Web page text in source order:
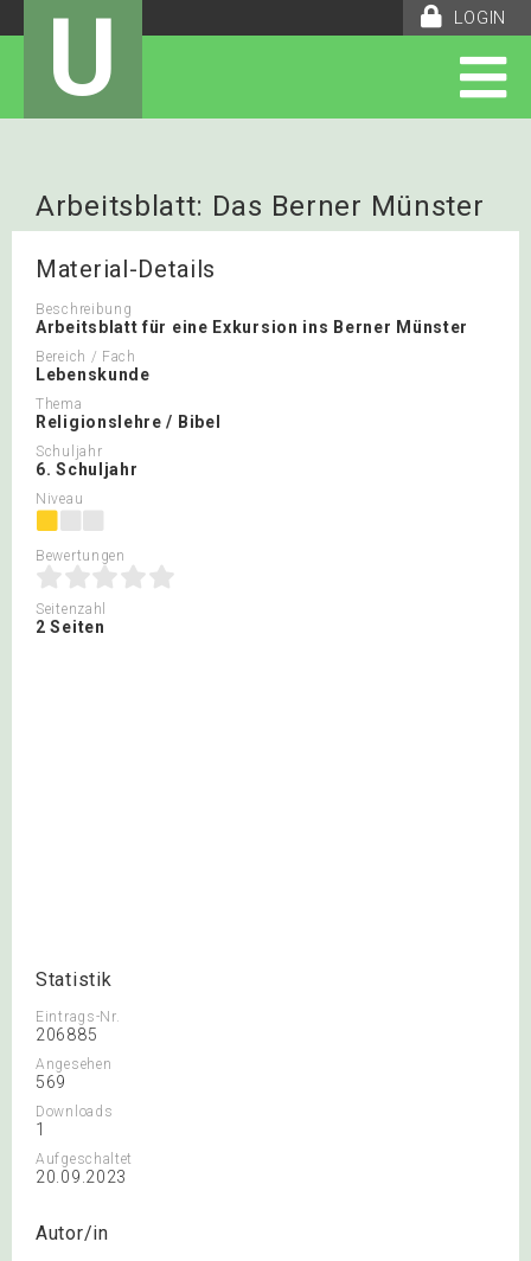
LOGIN
U
Arbeitsblatt: Das Berner Münster
Material-Details
Beschreibung
Arbeitsblatt für eine Exkursion ins Berner Münster
Bereich / Fach
Lebenskunde
Thema
Religionslehre / Bibel
Schuljahr
6. Schuljahr
Niveau
Bewertungen
Seitenzahl
2 Seiten
Statistik
Eintrags-Nr.
206885
Angesehen
569
Downloads
1
Aufgeschaltet
20.09.2023
Autor/in